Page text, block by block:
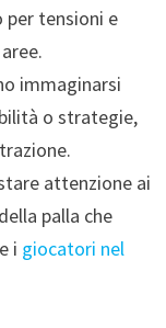
per tensioni e
immaginarsi
o strategie,
attenzione ai
palla che
i giocatori nel